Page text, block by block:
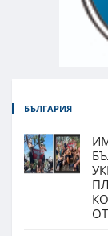
БЪЛГАРИЯ